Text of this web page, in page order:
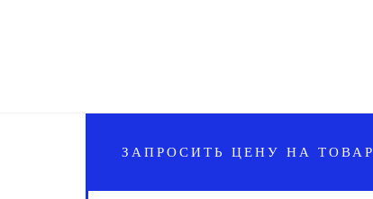
ЗАПРОСИТЬ ЦЕНУ НА ТОВАР